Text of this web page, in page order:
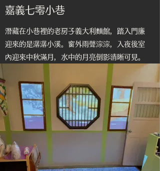
​嘉義七零小巷
潛藏在小巷裡的老房子義大利麵館，踏入門廉
迎來的是潺潺小溪。窗外雨聲淙淙，入夜後室
內迎來中秋滿月，水中的月亮倒影清晰可見。